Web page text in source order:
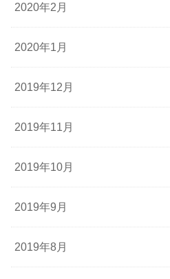
2020年2月
2020年1月
2019年12月
2019年11月
2019年10月
2019年9月
2019年8月